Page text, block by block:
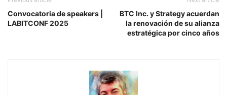
Convocatoria de speakers |
LABITCONF 2025
BTC Inc. y Strategy acuerdan
la renovación de su alianza
estratégica por cinco años